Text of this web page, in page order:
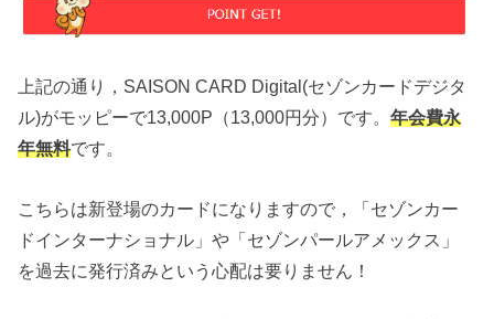
上記の通り，SAISON CARD Digital(セゾンカードデジタ
ル)がモッピーで13,000P（13,000円分）です。年会費永
年無料です。
こちらは新登場のカードになりますので，「セゾンカー
ドインターナショナル」や「セゾンパールアメックス」
を過去に発行済みという心配は要りません！